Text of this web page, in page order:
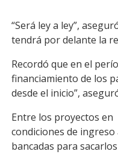
Facebook
Email
“Será ley a ley”,
tendrá por delante la
Recordó que en el
financiamiento de los
desde el inicio”,
Entre los proyectos en
condiciones de
bancadas para